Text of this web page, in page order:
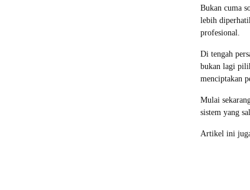
Bukan cuma
lebih
profesional.
Di tengah
bukan lagi
menciptakan
Mulai
sistem yang
Artikel ini